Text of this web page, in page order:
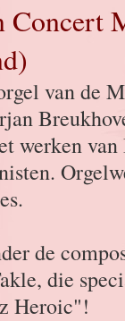
Concert
van de
werken
de
die
Heroic"!